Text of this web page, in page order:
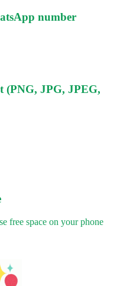
number
(PNG, JPG, JPEG,
free space on your phone